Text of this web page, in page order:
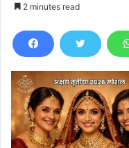
d
e
m
a
i
2 minutes read